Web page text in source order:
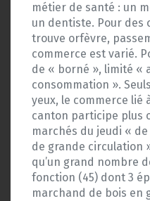
métier de santé : un
un dentiste. Pour des
trouve orfèvre,
commerce est varié.
de « borné », limité «
consommation ».
yeux, le commerce lié
canton participe plus
marchés du jeudi «
de grande circulation
qu’un grand nombre
fonction (45) dont 3
marchand de bois en